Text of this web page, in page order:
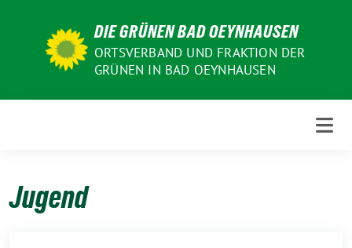
DIE GRÜNEN BAD OEYNHAUSEN
ORTSVERBAND UND FRAKTION DER
GRÜNEN IN BAD OEYNHAUSEN
Jugend